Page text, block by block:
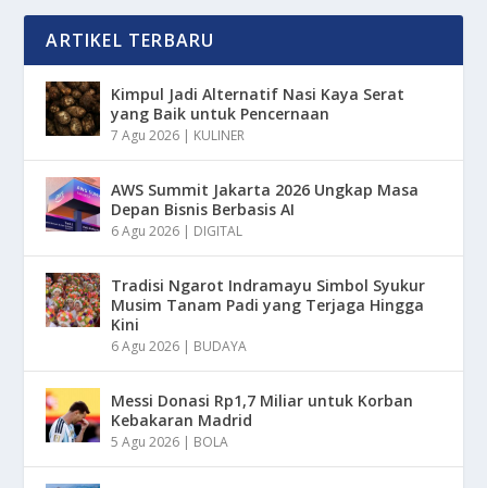
ARTIKEL TERBARU
Kimpul Jadi Alternatif Nasi Kaya Serat
yang Baik untuk Pencernaan
7 Agu 2026 | KULINER
AWS Summit Jakarta 2026 Ungkap Masa
Depan Bisnis Berbasis AI
6 Agu 2026 | DIGITAL
Tradisi Ngarot Indramayu Simbol Syukur
Musim Tanam Padi yang Terjaga Hingga
Kini
6 Agu 2026 | BUDAYA
Messi Donasi Rp1,7 Miliar untuk Korban
Kebakaran Madrid
5 Agu 2026 | BOLA